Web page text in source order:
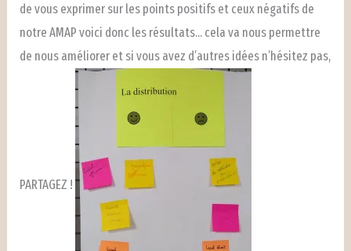
vos
agendas
de vous exprimer sur les points positifs et ceux négatifs de
notre AMAP voici donc les résultats… cela va nous permettre
de nous améliorer et si vous avez d’autres idées n’hésitez pas,
PARTAGEZ !